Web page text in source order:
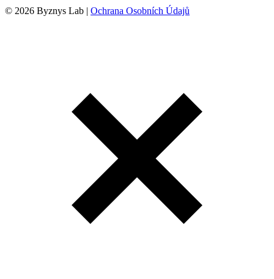
© 2026 Byznys Lab | Ochrana Osobních Údajů